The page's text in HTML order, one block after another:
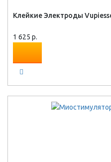
Клейкие Электроды
1 625 р.